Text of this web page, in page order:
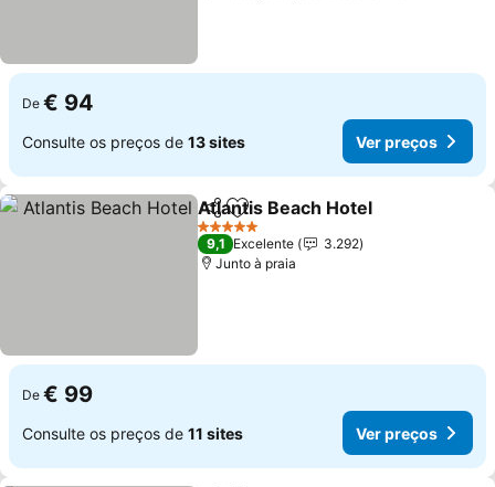
De € 94
Consulte os preços de 13 sites Ver preços
PartilharAdicionar aos favoritos
Atlantis Beach Hotel
5 Estrelas
9,1 Excelente
3.292
Junto à praia
De € 99
Consulte os preços de 11 sites Ver preços